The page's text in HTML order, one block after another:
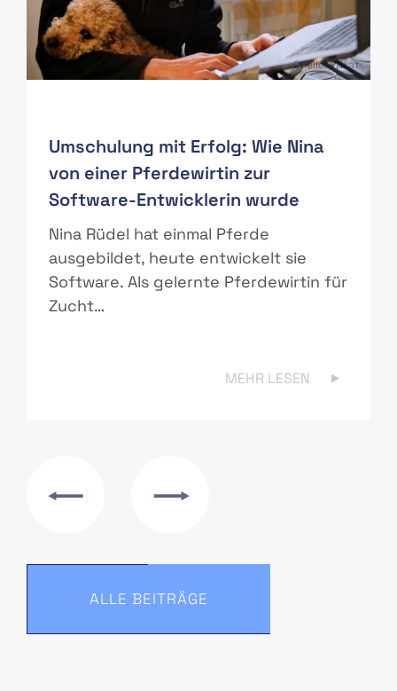
Quelle: Privat
Umschulung mit Erfolg: Wie Nina
von einer Pferdewirtin zur
Software-Entwicklerin wurde
Nina Rüdel hat einmal Pferde
ausgebildet, heute entwickelt sie
Software. Als gelernte Pferdewirtin für
Zucht…
MEHR LESEN
ALLE BEITRÄGE